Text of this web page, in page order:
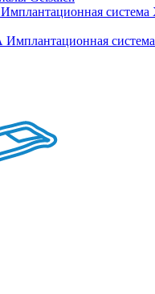
Имплантационная
Имплантационная